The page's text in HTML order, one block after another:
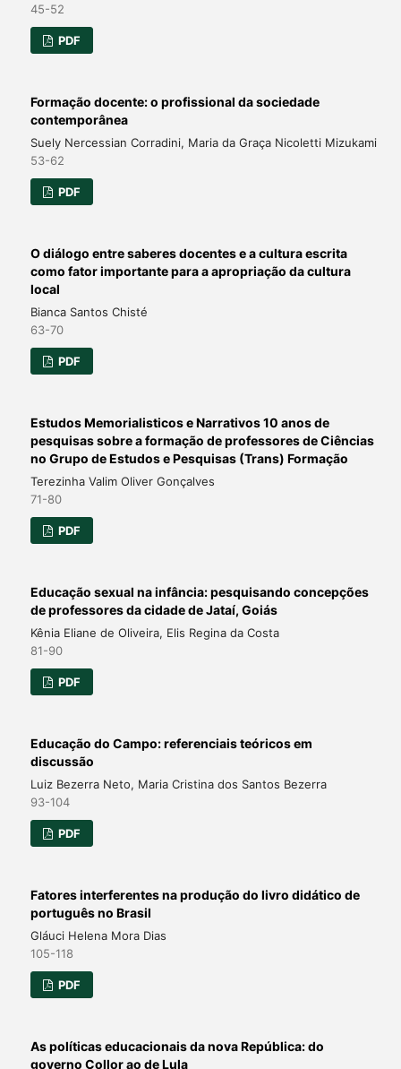
45-52
PDF
Formação docente: o profissional da sociedade
contemporânea
Suely Nercessian Corradini, Maria da Graça Nicoletti Mizukami
53-62
PDF
O diálogo entre saberes docentes e a cultura escrita
como fator importante para a apropriação da cultura
local
Bianca Santos Chisté
63-70
PDF
Estudos Memorialisticos e Narrativos 10 anos de
pesquisas sobre a formação de professores de Ciências
no Grupo de Estudos e Pesquisas (Trans) Formação
Terezinha Valim Oliver Gonçalves
71-80
PDF
Educação sexual na infância: pesquisando concepções
de professores da cidade de Jataí, Goiás
Kênia Eliane de Oliveira, Elis Regina da Costa
81-90
PDF
Educação do Campo: referenciais teóricos em
discussão
Luiz Bezerra Neto, Maria Cristina dos Santos Bezerra
93-104
PDF
Fatores interferentes na produção do livro didático de
português no Brasil
Gláuci Helena Mora Dias
105-118
PDF
As políticas educacionais da nova República: do
governo Collor ao de Lula